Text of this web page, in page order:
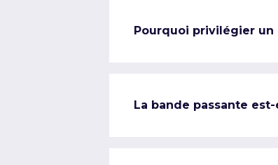
Pourquoi privilégier un
La bande passante